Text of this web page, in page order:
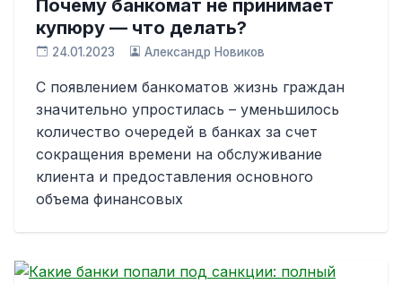
Почему банкомат не принимает
купюру — что делать?
24.01.2023 Александр Новиков
С появлением банкоматов жизнь граждан
значительно упростилась – уменьшилось
количество очередей в банках за счет
сокращения времени на обслуживание
клиента и предоставления основного
объема финансовых